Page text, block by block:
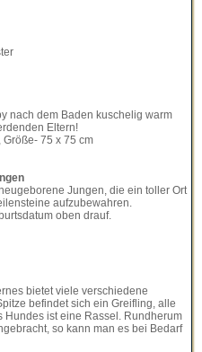
nach dem Baden kuschelig warm
Eltern!
75 x 75 cm
Jungen, die ein toller Ort
​​aufzubewahren.
oben drauf.
bietet viele verschiedene
befindet sich ein Greifling, alle
Hundes ist eine Rassel. Rundherum
so kann man es bei Bedarf